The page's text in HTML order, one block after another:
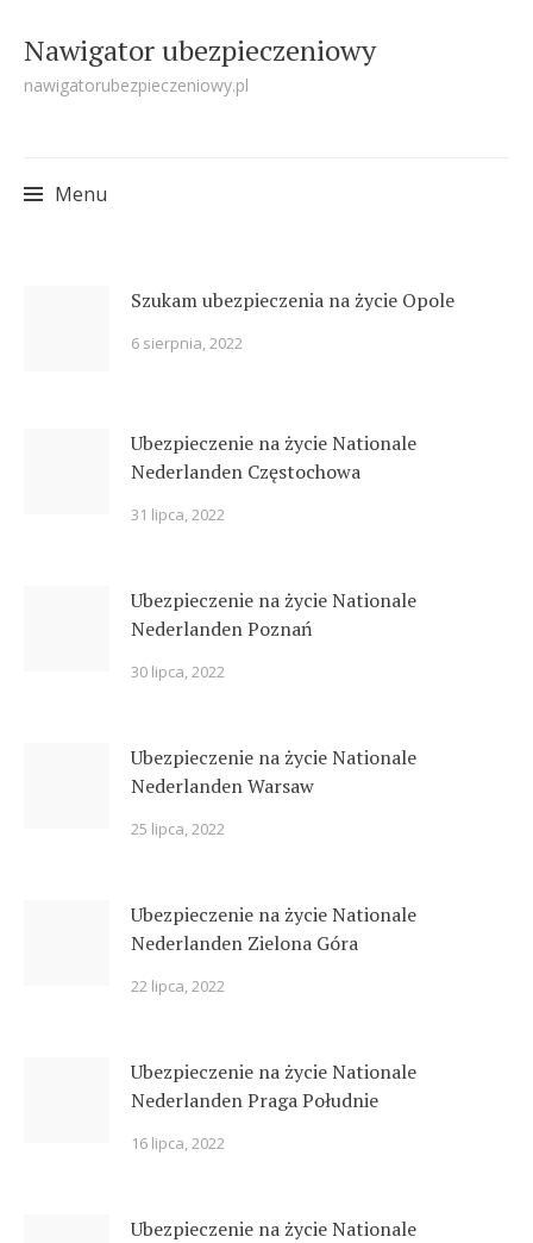
Nawigator ubezpieczeniowy
nawigatorubezpieczeniowy.pl
Menu
Szukam ubezpieczenia na życie Opole
6 sierpnia, 2022
Ubezpieczenie na życie Nationale
Nederlanden Częstochowa
31 lipca, 2022
Ubezpieczenie na życie Nationale
Nederlanden Poznań
30 lipca, 2022
Ubezpieczenie na życie Nationale
Nederlanden Warsaw
25 lipca, 2022
Ubezpieczenie na życie Nationale
Nederlanden Zielona Góra
22 lipca, 2022
Ubezpieczenie na życie Nationale
Nederlanden Praga Południe
16 lipca, 2022
Ubezpieczenie na życie Nationale